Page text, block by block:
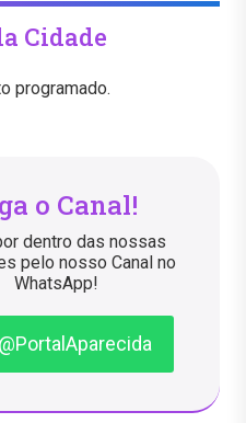
Cidade
programado.
o Canal!
dentro das nossas
pelo nosso Canal no
WhatsApp!
@PortalAparecida